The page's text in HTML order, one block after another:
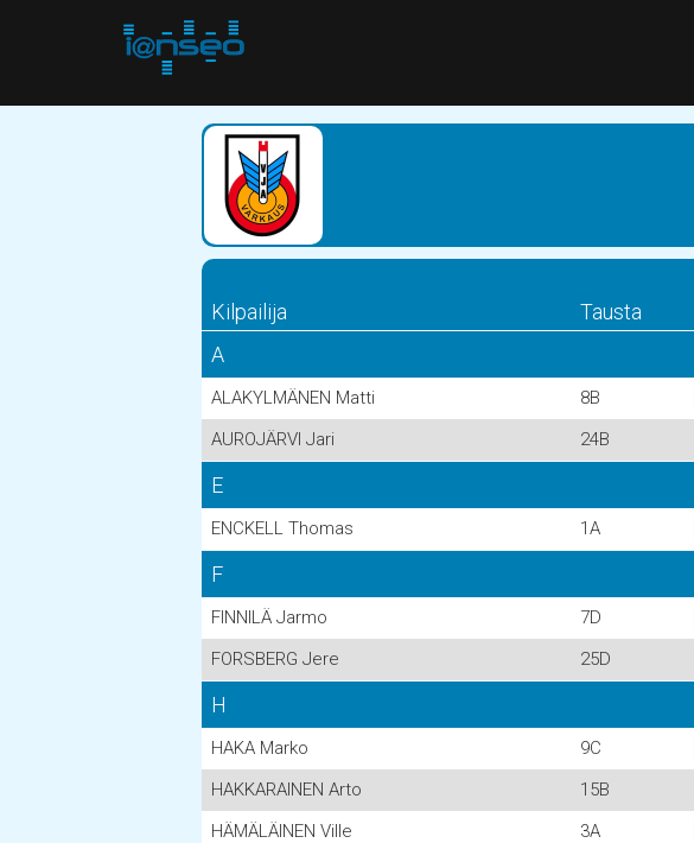
Kilpailija
Tausta
A
ALAKYLMÄNEN Matti 8B
AUROJÄRVI Jari
24B
E
ENCKELL Thomas 1A
F
FINNILÄ Jarmo 7D
FORSBERG Jere
25D
H
HAKA Marko 9C
HAKKARAINEN Arto
15B
HÄMÄLÄINEN Ville
3A